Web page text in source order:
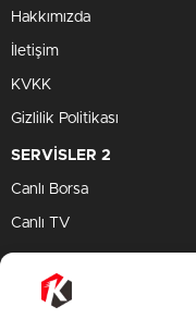
Hakkımızda
İletişim
KVKK
Gizlilik Politikası
SERVİSLER 2
Canlı Borsa
Canlı TV